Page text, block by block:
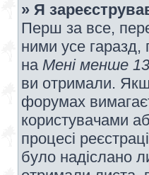
» Я
Перш за все,
ними усе гаразд,
на Мені менше 13
ви отримали.
форумах
користувачами
процесі
було надіслано